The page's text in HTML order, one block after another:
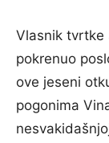
Vlasnik tvrtke
pokrenuo
ove jeseni
pogonima